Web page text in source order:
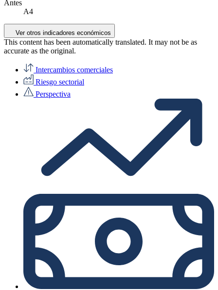
Antes
A4
Ver otros indicadores económicos
This content has been automatically translated. It may not be as
accurate as the original.
Intercambios comerciales
Riesgo sectorial
Perspectiva